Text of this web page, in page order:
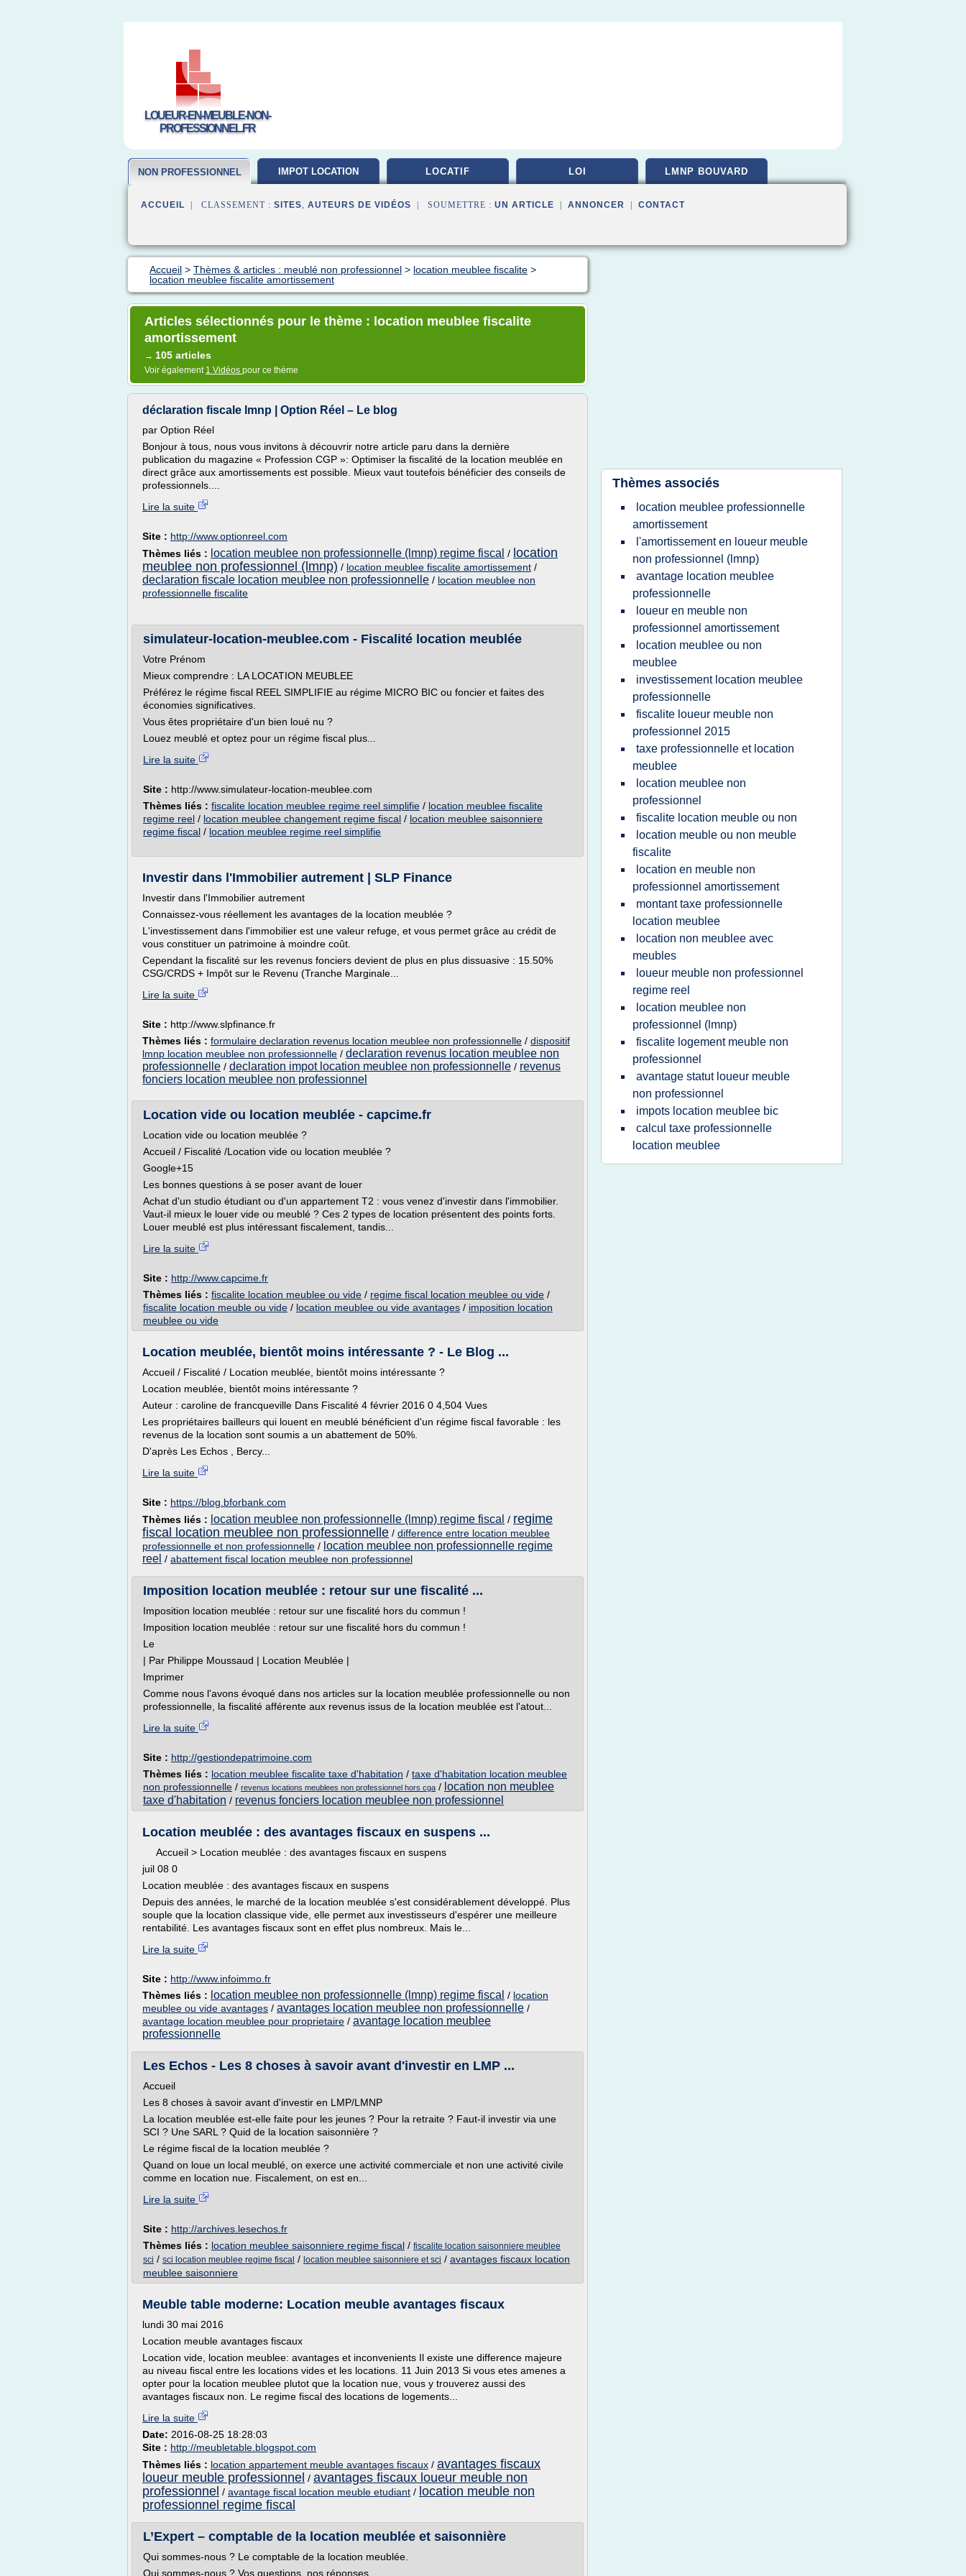
LOUEUR-EN-MEUBLE-NON-
PROFESSIONNEL.FR
NON PROFESSIONNEL IMPOT LOCATION LOCATIF LOI LMNP BOUVARD
ACCUEIL | CLASSEMENT : SITES, AUTEURS DE VIDÉOS | SOUMETTRE : UN ARTICLE ANNONCER CONTACT
Accueil > Thèmes & articles : meublé non professionnel > location meublee fiscalite >
location meublee fiscalite amortissement
Articles sélectionnés pour le thème : location meublee fiscalite
amortissement
→ 105 articles
Voir également 1 Vidéos pour ce thème
déclaration fiscale lmnp | Option Réel – Le blog
par Option Réel
Bonjour à tous, nous vous invitons à découvrir notre article paru dans la dernière
publication du magazine « Profession CGP »: Optimiser la fiscalité de la location meublée en
direct grâce aux amortissements est possible. Mieux vaut toutefois bénéficier des conseils de
professionnels....
Lire la suite
Site : http://www.optionreel.com
Thèmes liés : location meublee non professionnelle (lmnp) regime fiscal / location
meublee non professionnel (lmnp) / location meublee fiscalite amortissement /
declaration fiscale location meublee non professionnelle / location meublee non
professionnelle fiscalite
simulateur-location-meublee.com - Fiscalité location meublée
Votre Prénom
Mieux comprendre : LA LOCATION MEUBLEE
Préférez le régime fiscal REEL SIMPLIFIE au régime MICRO BIC ou foncier et faites des
économies significatives.
Vous êtes propriétaire d'un bien loué nu ?
Louez meublé et optez pour un régime fiscal plus...
Lire la suite
Site : http://www.simulateur-location-meublee.com
Thèmes liés : fiscalite location meublee regime reel simplifie / location meublee fiscalite
regime reel / location meublee changement regime fiscal / location meublee saisonniere
regime fiscal / location meublee regime reel simplifie
Investir dans l'Immobilier autrement | SLP Finance
Investir dans l'Immobilier autrement
Connaissez-vous réellement les avantages de la location meublée ?
L'investissement dans l'immobilier est une valeur refuge, et vous permet grâce au crédit de
vous constituer un patrimoine à moindre coût.
Cependant la fiscalité sur les revenus fonciers devient de plus en plus dissuasive : 15.50%
CSG/CRDS + Impôt sur le Revenu (Tranche Marginale...
Lire la suite
Site : http://www.slpfinance.fr
Thèmes liés : formulaire declaration revenus location meublee non professionnelle / dispositif
lmnp location meublee non professionnelle / declaration revenus location meublee non
professionnelle / declaration impot location meublee non professionnelle / revenus
fonciers location meublee non professionnel
Location vide ou location meublée - capcime.fr
Location vide ou location meublée ?
Accueil / Fiscalité /Location vide ou location meublée ?
Google+15
Les bonnes questions à se poser avant de louer
Achat d'un studio étudiant ou d'un appartement T2 : vous venez d'investir dans l'immobilier.
Vaut-il mieux le louer vide ou meublé ? Ces 2 types de location présentent des points forts.
Louer meublé est plus intéressant fiscalement, tandis...
Lire la suite
Site : http://www.capcime.fr
Thèmes liés : fiscalite location meublee ou vide / regime fiscal location meublee ou vide /
fiscalite location meuble ou vide / location meublee ou vide avantages / imposition location
meublee ou vide
Location meublée, bientôt moins intéressante ? - Le Blog ...
Accueil / Fiscalité / Location meublée, bientôt moins intéressante ?
Location meublée, bientôt moins intéressante ?
Auteur : caroline de francqueville Dans Fiscalité 4 février 2016 0 4,504 Vues
Les propriétaires bailleurs qui louent en meublé bénéficient d'un régime fiscal favorable : les
revenus de la location sont soumis a un abattement de 50%.
D'après Les Echos , Bercy...
Lire la suite
Site : https://blog.bforbank.com
Thèmes liés : location meublee non professionnelle (lmnp) regime fiscal / regime
fiscal location meublee non professionnelle / difference entre location meublee
professionnelle et non professionnelle / location meublee non professionnelle regime
reel / abattement fiscal location meublee non professionnel
Imposition location meublée : retour sur une fiscalité ...
Imposition location meublée : retour sur une fiscalité hors du commun !
Imposition location meublée : retour sur une fiscalité hors du commun !
Le
| Par Philippe Moussaud | Location Meublée |
Imprimer
Comme nous l'avons évoqué dans nos articles sur la location meublée professionnelle ou non
professionnelle, la fiscalité afférente aux revenus issus de la location meublée est l'atout...
Lire la suite
Site : http://gestiondepatrimoine.com
Thèmes liés : location meublee fiscalite taxe d'habitation / taxe d'habitation location meublee
non professionnelle / revenus locations meublees non professionnel hors cga / location non meublee
taxe d'habitation / revenus fonciers location meublee non professionnel
Location meublée : des avantages fiscaux en suspens ...
Accueil > Location meublée : des avantages fiscaux en suspens
juil 08 0
Location meublée : des avantages fiscaux en suspens
Depuis des années, le marché de la location meublée s'est considérablement développé. Plus
souple que la location classique vide, elle permet aux investisseurs d'espérer une meilleure
rentabilité. Les avantages fiscaux sont en effet plus nombreux. Mais le...
Lire la suite
Site : http://www.infoimmo.fr
Thèmes liés : location meublee non professionnelle (lmnp) regime fiscal / location
meublee ou vide avantages / avantages location meublee non professionnelle /
avantage location meublee pour proprietaire / avantage location meublee
professionnelle
Les Echos - Les 8 choses à savoir avant d'investir en LMP ...
Accueil
Les 8 choses à savoir avant d'investir en LMP/LMNP
La location meublée est-elle faite pour les jeunes ? Pour la retraite ? Faut-il investir via une
SCI ? Une SARL ? Quid de la location saisonnière ?
Le régime fiscal de la location meublée ?
Quand on loue un local meublé, on exerce une activité commerciale et non une activité civile
comme en location nue. Fiscalement, on est en...
Lire la suite
Site : http://archives.lesechos.fr
Thèmes liés : location meublee saisonniere regime fiscal / fiscalite location saisonniere meublee
sci / sci location meublee regime fiscal / location meublee saisonniere et sci / avantages fiscaux location
meublee saisonniere
Meuble table moderne: Location meuble avantages fiscaux
lundi 30 mai 2016
Location meuble avantages fiscaux
Location vide, location meublee: avantages et inconvenients Il existe une difference majeure
au niveau fiscal entre les locations vides et les locations. 11 Juin 2013 Si vous etes amenes a
opter pour la location meublee plutot que la location nue, vous y trouverez aussi des
avantages fiscaux non. Le regime fiscal des locations de logements...
Lire la suite
Date: 2016-08-25 18:28:03
Site : http://meubletable.blogspot.com
Thèmes liés : location appartement meuble avantages fiscaux / avantages fiscaux
loueur meuble professionnel / avantages fiscaux loueur meuble non
professionnel / avantage fiscal location meuble etudiant / location meuble non
professionnel regime fiscal
L’Expert – comptable de la location meublée et saisonnière
Qui sommes-nous ? Le comptable de la location meublée.
Qui sommes-nous ? Vos questions, nos réponses
Thèmes associés
location meublee professionnelle
amortissement
l'amortissement en loueur meuble
non professionnel (lmnp)
avantage location meublee
professionnelle
loueur en meuble non
professionnel amortissement
location meublee ou non
meublee
investissement location meublee
professionnelle
fiscalite loueur meuble non
professionnel 2015
taxe professionnelle et location
meublee
location meublee non
professionnel
fiscalite location meuble ou non
location meuble ou non meuble
fiscalite
location en meuble non
professionnel amortissement
montant taxe professionnelle
location meublee
location non meublee avec
meubles
loueur meuble non professionnel
regime reel
location meublee non
professionnel (lmnp)
fiscalite logement meuble non
professionnel
avantage statut loueur meuble
non professionnel
impots location meublee bic
calcul taxe professionnelle
location meublee